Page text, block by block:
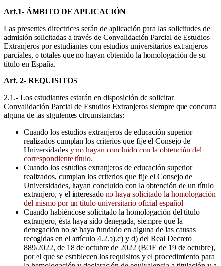
Art.1- ÁMBITO DE APLICACIÓN
Las presentes directrices serán de aplicación para las solicitudes de
admisión solicitadas a través de Convalidación Parcial de Estudios
Extranjeros por estudiantes con estudios universitarios extranjeros
parciales, o totales que no hayan obtenido la homologación de su
título en España.
Art. 2- REQUISITOS
2.1.- Los estudiantes estarán en disposición de solicitar
Convalidación Parcial de Estudios Extranjeros siempre que concurra
alguna de las siguientes circunstancias:
Cuando los estudios extranjeros de educación superior
realizados cumplan los criterios que fije el Consejo de
Universidades y no hayan concluido con la obtención del
correspondiente título.
Cuando los estudios extranjeros de educación superior
realizados, cumplan los criterios que fije el Consejo de
Universidades, hayan concluido con la obtención de un título
extranjero, y el interesado no haya solicitado la homologación
del mismo por un título universitario oficial español.
Cuando habiéndose solicitado la homologación del título
extranjero, ésta haya sido denegada, siempre que la
denegación no se haya fundado en alguna de las causas
recogidas en el artículo 4.2.b).c) y d) del Real Decreto
889/2022, de 18 de octubre de 2022 (BOE de 19 de octubre),
por el que se establecen los requisitos y el procedimiento para